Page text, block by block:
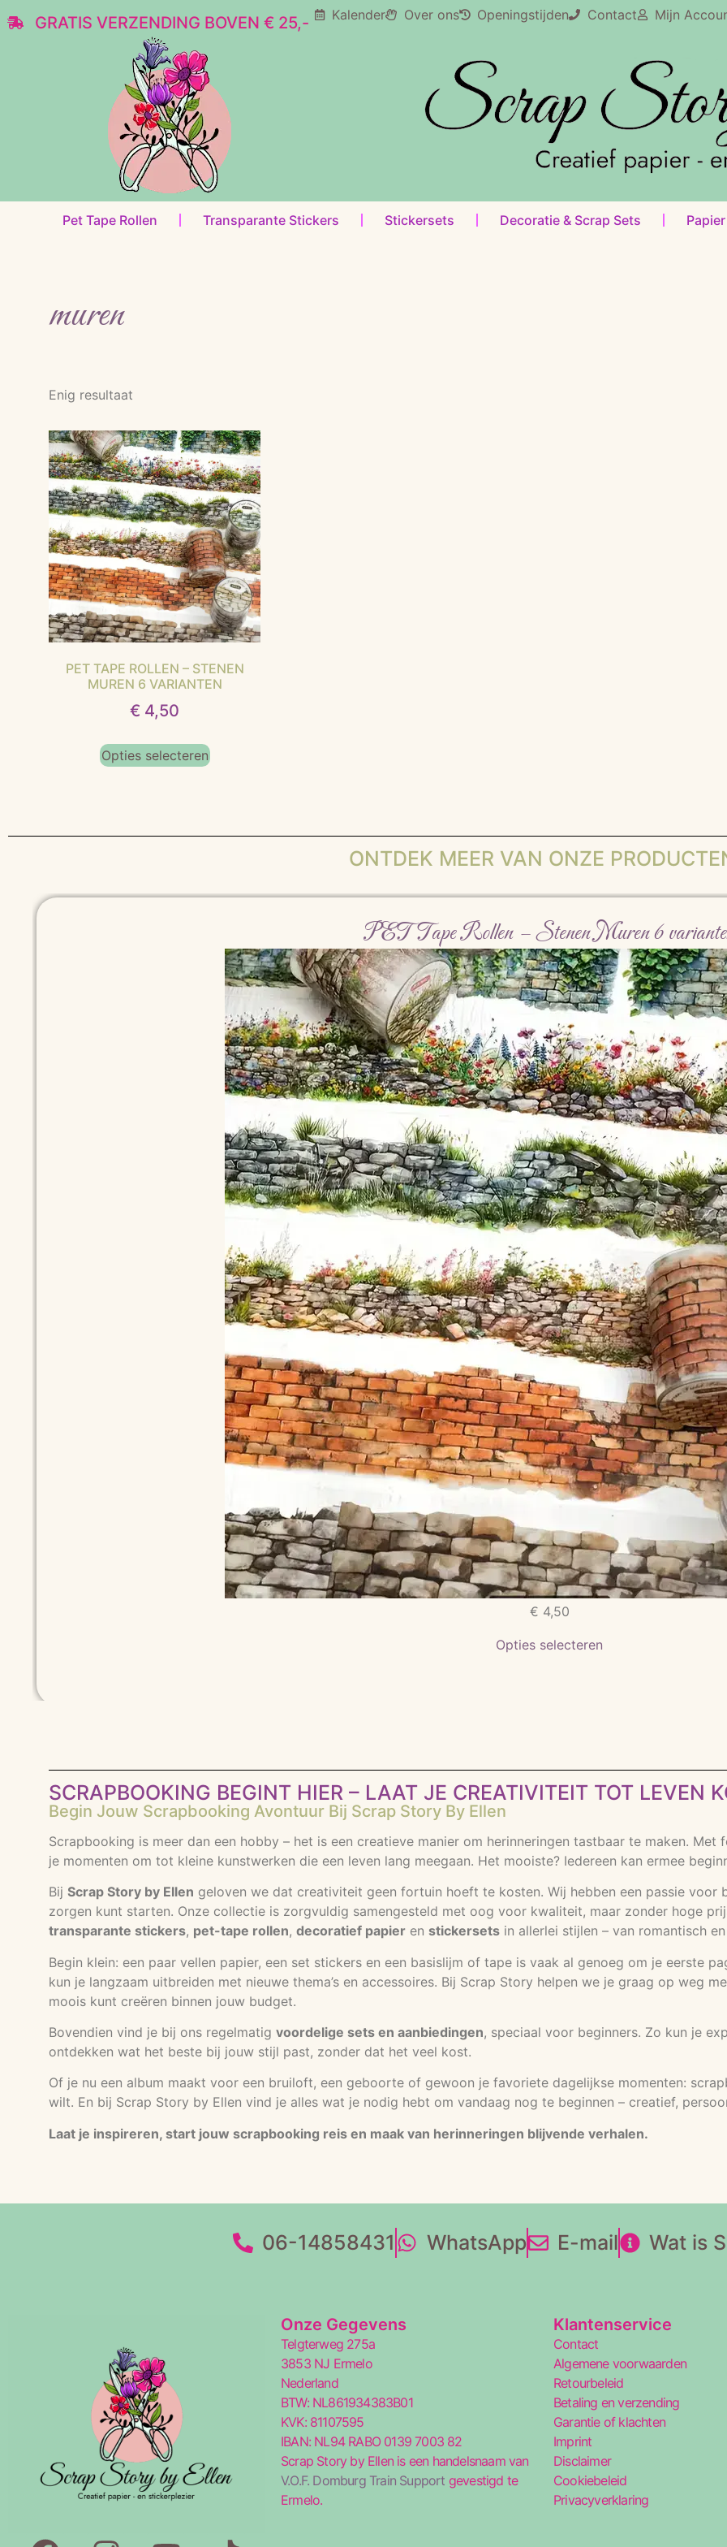
GRATIS VERZENDING BOVEN € 25,- Kalender Over ons Openingstijden Contact Mijn
Pet Tape Rollen Transparante Stickers Stickersets Decoratie & Scrap Sets
muren
Enig resultaat
PET TAPE ROLLEN – STENEN
MUREN 6 VARIANTEN
€ 4,50
Opties selecteren
ONTDEK MEER VAN ONZE
PET Tape Rollen – Stenen Muren 6
€ 4,50
Opties selecteren
SCRAPBOOKING BEGINT HIER – LAAT JE CREATIVITEIT TOT LEVEN
Begin Jouw Scrapbooking Avontuur Bij Scrap Story By Ellen
Scrapbooking is meer dan een hobby – het is een creatieve manier om herinneringen tastbaar te maken. Met
je momenten om tot kleine kunstwerken die een leven lang meegaan. Het mooiste? Iedereen kan ermee
Bij Scrap Story by Ellen geloven we dat creativiteit geen fortuin hoeft te kosten. Wij hebben een passie voor
zorgen kunt starten. Onze collectie is zorgvuldig samengesteld met oog voor kwaliteit, maar zonder hoge
transparante stickers, pet-tape rollen, decoratief papier en stickersets in allerlei stijlen – van romantisch
Begin klein: een paar vellen papier, een set stickers en een basislijm of tape is vaak al genoeg om je eerste
kun je langzaam uitbreiden met nieuwe thema’s en accessoires. Bij Scrap Story helpen we je graag op weg
moois kunt creëren binnen jouw budget.
Bovendien vind je bij ons regelmatig voordelige sets en aanbiedingen, speciaal voor beginners. Zo kun je
ontdekken wat het beste bij jouw stijl past, zonder dat het veel kost.
Of je nu een album maakt voor een bruiloft, een geboorte of gewoon je favoriete dagelijkse momenten:
wilt. En bij Scrap Story by Ellen vind je alles wat je nodig hebt om vandaag nog te beginnen – creatief,
Laat je inspireren, start jouw scrapbooking reis en maak van herinneringen blijvende verhalen.
06-14858431 WhatsApp E-mail Wat is
Onze Gegevens
Telgterweg 275a
3853 NJ Ermelo
Nederland
BTW: NL861934383B01
KVK: 81107595
IBAN: NL94 RABO 0139 7003 82
Scrap Story by Ellen is een handelsnaam van
V.O.F. Domburg Train Support gevestigd te
Ermelo.
Klantenservice
Contact
Algemene voorwaarden
Retourbeleid
Betaling en verzending
Garantie of klachten
Imprint
Disclaimer
Cookiebeleid
Privacyverklaring